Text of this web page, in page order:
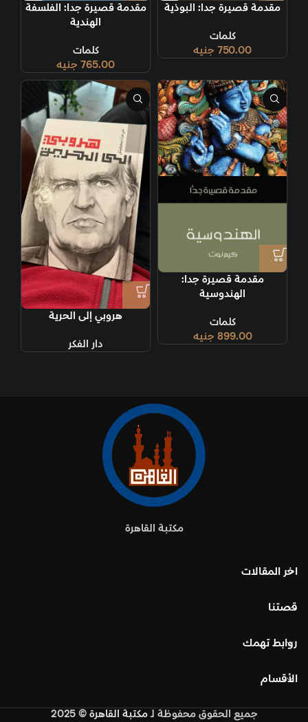
مقدمة قصيرة جدا: البوذية
كلمات
750.00 جنيه
مقدمة قصيرة جدا: الفلسفة
الهندية
كلمات
765.00 جنيه
مقدمة قصيرة جدا:
الهندوسية
كلمات
899.00 جنيه
هروبي إلى الحرية
دار الفكر
مكتبة القاهرة
اخر المقالات
قصتنا
روابط تهمك
الأقسام
جميع الحقوق محفوظة لـمكتبة القاهرة © 2025